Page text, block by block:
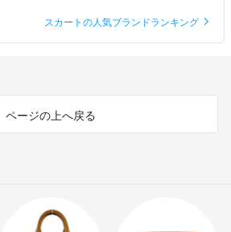
スカートの人気ブランドランキング
ページの上へ戻る